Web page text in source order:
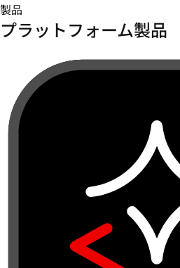
製品
プラットフォーム製品